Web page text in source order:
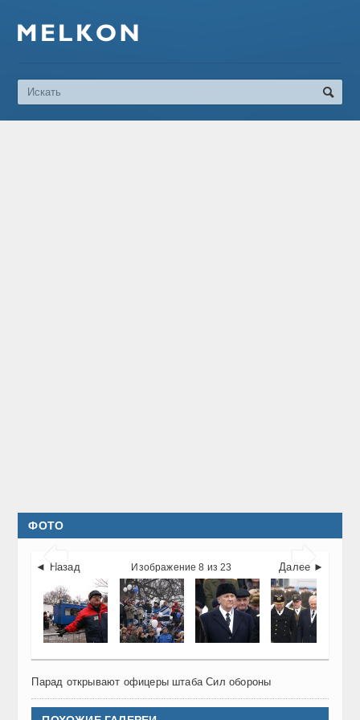
ФОТО
 
◄ Назад Далее ►
Изображение 8 из 23
Парад открывают офицеры штаба Сил обороны